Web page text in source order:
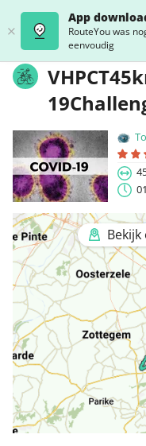
App
RouteYou was
eenvoudig